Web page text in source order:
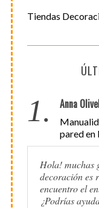
Tiendas
1. Anna
pared en
Hola! muchas
decoración es
encuentro el
¿Podrías